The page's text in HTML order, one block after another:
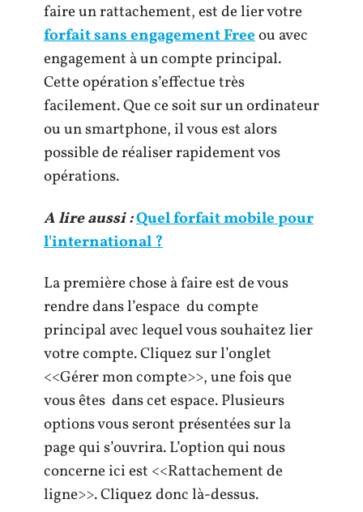
faire un rattachement, est de lier votre
forfait sans engagement Freeou avec
engagement à un compte principal.
Cette opération s’effectue très
facilement. Que ce soit sur un ordinateur
ou un smartphone, il vous est alors
possible de réaliser rapidement vos
opérations.
A lire aussi :Quel forfait mobile pour
l'international ?
La première chose à faire est de vous
rendre dans l’espace du compte
principal avec lequel vous souhaitez lier
votre compte. Cliquez sur l’onglet
<<Gérer mon compte>>, une fois que
vous êtes dans cet espace. Plusieurs
options vous seront présentées sur la
page qui s’ouvrira. L’option qui nous
concerne ici est <<Rattachement de
ligne>>. Cliquez donc là-dessus.